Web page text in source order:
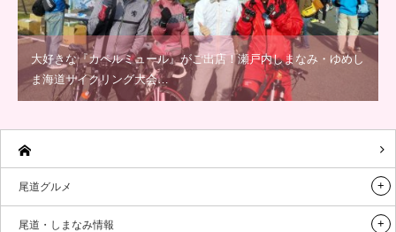
大好きな『カペルミュール』がご出店！瀬戸内しまなみ・ゆめし
ま海道サイクリング大会…
尾道グルメ
尾道・しまなみ情報